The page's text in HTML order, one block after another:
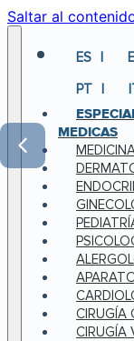
Saltar al
ES
PT
MEDICAS
CIRUGÍA
CIRUGÍA